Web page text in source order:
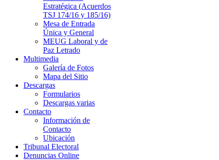
Estratégica (Acuerdos
TSJ 174/16 y 185/16)
Mesa de Entrada
Única y General
MEUG Laboral y de
Paz Letrado
Multimedia
Galería de Fotos
Mapa del Sitio
Descargas
Formularios
Descargas varias
Contacto
Información de
Contacto
Ubicación
Tribunal Electoral
Denuncias Online